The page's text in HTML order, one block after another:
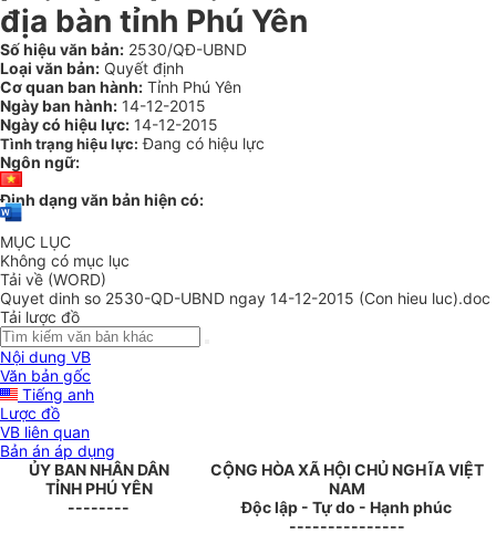
địa bàn tỉnh Phú Yên
Số hiệu văn bản: 2530/QĐ-UBND
Loại văn bản: Quyết định
Cơ quan ban hành: Tỉnh Phú Yên
Ngày ban hành: 14-12-2015
Ngày có hiệu lực: 14-12-2015
Tình trạng hiệu lực: Đang có hiệu lực
Ngôn ngữ:
Định dạng văn bản hiện có:
MỤC LỤC
Không có mục lục
Tải về (WORD)
Quyet dinh so 2530-QD-UBND ngay 14-12-2015 (Con hieu luc).doc
Tải lược đồ
Nội dung VB
Văn bản gốc
Tiếng anh
Lược đồ
VB liên quan
Bản án áp dụng
ỦY BAN NHÂN DÂN
TỈNH PHÚ YÊN
--------
CỘNG HÒA XÃ HỘI CHỦ NGHĨA VIỆT
NAM
Độc lập - Tự do - Hạnh phúc
---------------